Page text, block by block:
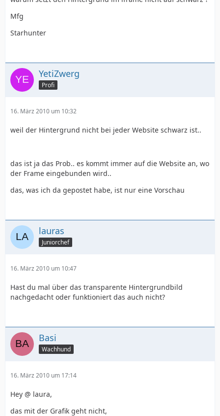
Mfg
Starhunter
YetiZwerg
Profi
16. März 2010 um 10:32
weil der Hintergrund nicht bei jeder Website schwarz ist..
das ist ja das Prob.. es kommt immer auf die Website an, wo
der Frame eingebunden wird..
das, was ich da gepostet habe, ist nur eine Vorschau
lauras
Juniorchef
16. März 2010 um 10:47
Hast du mal über das transparente Hintergrundbild
nachgedacht oder funktioniert das auch nicht?
Basi
Wachhund
16. März 2010 um 17:14
Hey @ laura,
das mit der Grafik geht nicht,